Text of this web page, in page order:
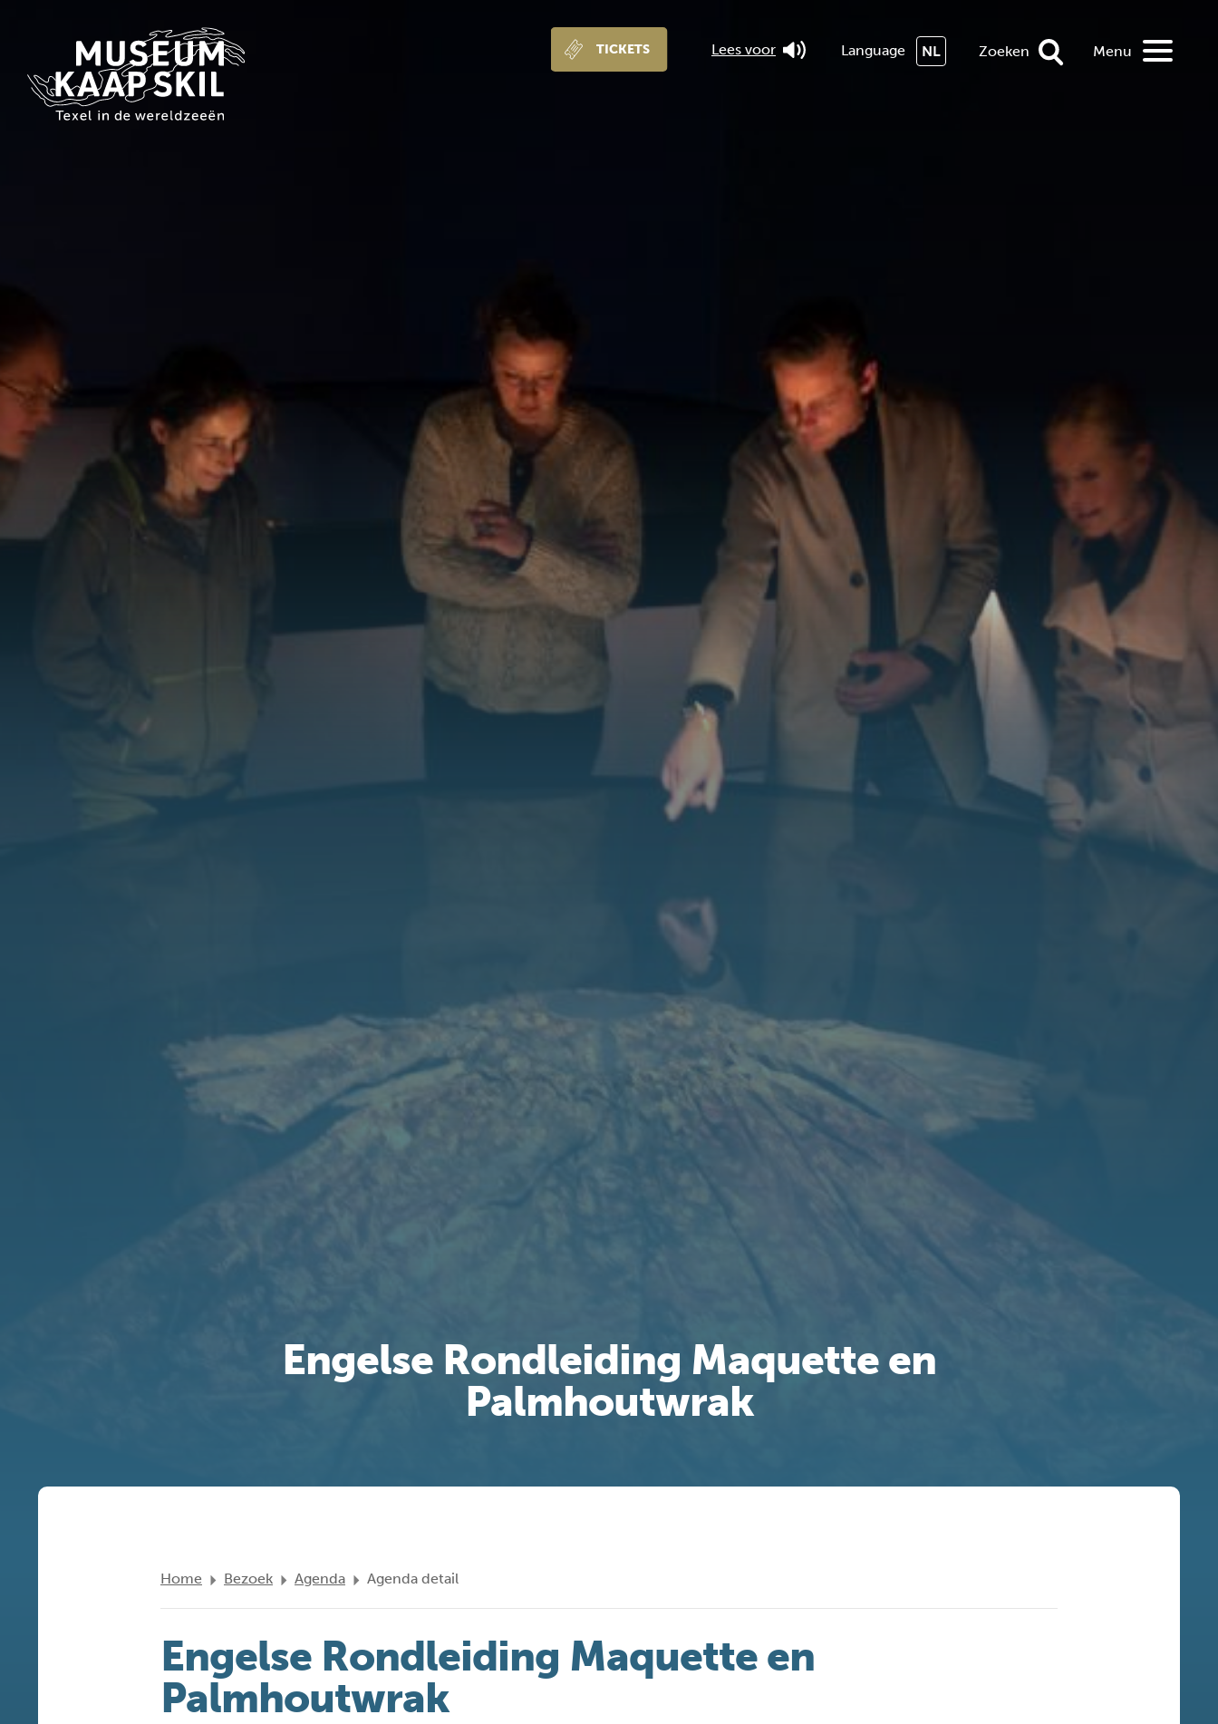
Lees voor Language NL Zoeken
TICKETS Menu
Engelse Rondleiding Maquette en
Palmhoutwrak
Home Bezoek Agenda Agenda detail
Engelse Rondleiding Maquette en
Palmhoutwrak